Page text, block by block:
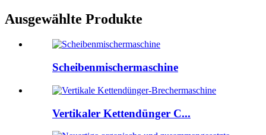
Ausgewählte Produkte
Scheibenmischermaschine
Vertikaler Kettendünger C...